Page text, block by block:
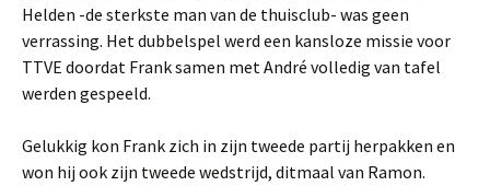
Helden -de sterkste man van de thuisclub- was geen
verrassing. Het dubbelspel werd een kansloze missie voor
TTVE doordat Frank samen met André volledig van tafel
werden gespeeld.
Gelukkig kon Frank zich in zijn tweede partij herpakken en
won hij ook zijn tweede wedstrijd, ditmaal van Ramon.